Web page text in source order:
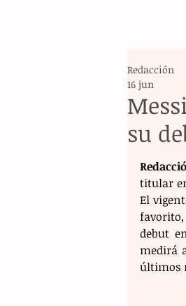
su
Redacción
16 jun
titular
El
favorito,
debut
medirá
últimos